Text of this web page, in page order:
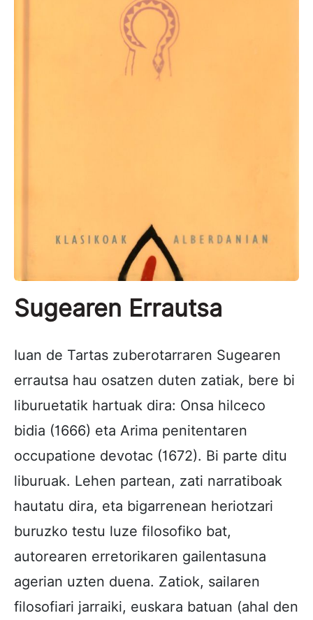
Sugearen Errautsa
Iuan de Tartas zuberotarraren Sugearen
errautsa hau osatzen duten zatiak, bere bi
liburuetatik hartuak dira: Onsa hilceco
bidia (1666) eta Arima penitentaren
occupatione devotac (1672). Bi parte ditu
liburuak. Lehen partean, zati narratiboak
hautatu dira, eta bigarrenean heriotzari
buruzko testu luze filosofiko bat,
autorearen erretorikaren gailentasuna
agerian uzten duena. Zatiok, sailaren
filosofiari jarraiki, euskara batuan (ahal den